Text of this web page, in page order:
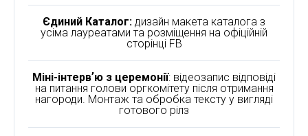
Єдиний Каталог: дизайн макета каталога з
усіма лауреатами та розміщення на офіційній
сторінці FB
Міні-інтервʼю з церемонії: відеозапис відповіді
на питання голови оргкомітету після отримання
нагороди. Монтаж та обробка тексту у вигляді
готового рілз